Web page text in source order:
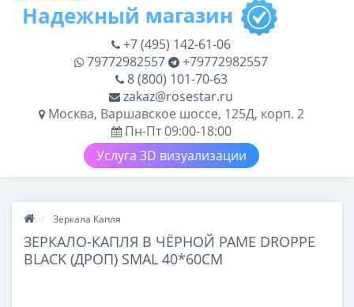
+7 (495) 142-61-06
79772982557
+79772982557
8 (800) 101-70-63
zakaz@rosestar.ru
Москва, Варшавское шоссе, 125Д, корп. 2
Пн-Пт 09:00-18:00
Услуга 3D визуализации
Зеркала Капля
ЗЕРКАЛО-КАПЛЯ В ЧЁРНОЙ РАМЕ DROPPE
BLACK (ДРОП) SMAL 40*60СМ